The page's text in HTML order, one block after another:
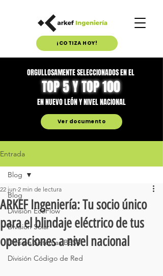
¡COTIZA HOY!
ORGULLOSAMENTE SELECCIONADOS EN EL
TOP 5 Y TOP 100
EN NUEVO LEÓN Y NIVEL NACIONAL
Ver documento
Entrada
Blog
División EcoFlow
División Solar
División Sistemas BESS
División Código de Red
Blog
ARKEF Ingeniería: Tu socio único
para el blindaje eléctrico de tus
operaciones a nivel nacional
22 jun 2 min de lectura